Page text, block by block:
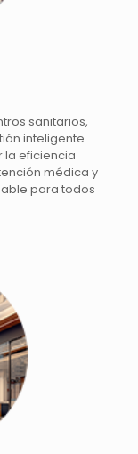
sanitarios,
inteligente
la eficiencia
médica y
para todos